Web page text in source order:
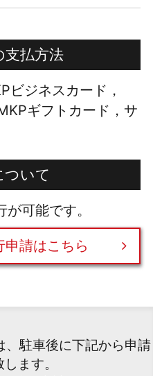
支払方法
ビジネスカード，
ギフトカード，サ
ついて
可能です。
請はこちら
駐車後に下記から申請
ます。